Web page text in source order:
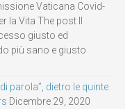
Vaticana Covid-
la Vita The post Il
giusto ed
più sano e giusto
parola”, dietro le quinte
Dicembre 29, 2020